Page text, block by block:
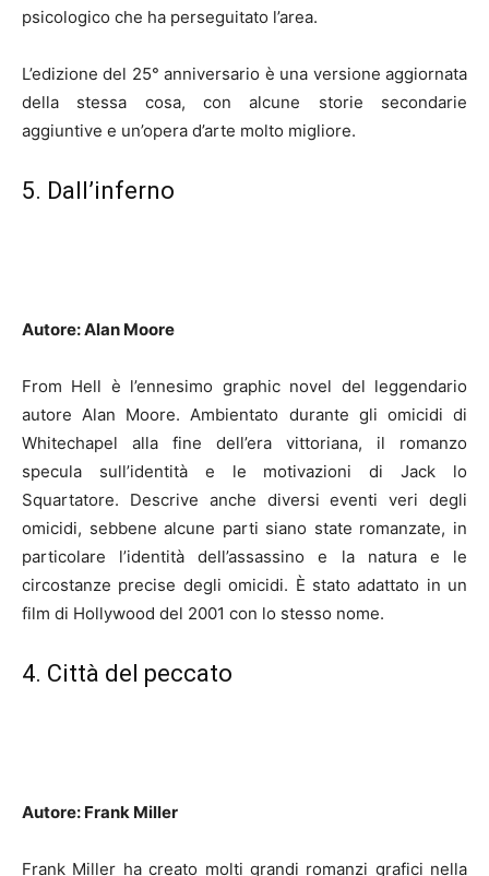
psicologico che ha perseguitato l’area.
L’edizione del 25° anniversario è una versione aggiornata
della stessa cosa, con alcune storie secondarie
aggiuntive e un’opera d’arte molto migliore.
5. Dall’inferno
Autore: Alan Moore
From Hell è l’ennesimo graphic novel del leggendario
autore Alan Moore. Ambientato durante gli omicidi di
Whitechapel alla fine dell’era vittoriana, il romanzo
specula sull’identità e le motivazioni di Jack lo
Squartatore. Descrive anche diversi eventi veri degli
omicidi, sebbene alcune parti siano state romanzate, in
particolare l’identità dell’assassino e la natura e le
circostanze precise degli omicidi. È stato adattato in un
film di Hollywood del 2001 con lo stesso nome.
4. Città del peccato
Autore: Frank Miller
Frank Miller ha creato molti grandi romanzi grafici nella